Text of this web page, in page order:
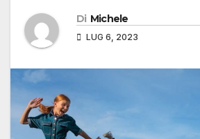
Di Michele
LUG 6, 2023